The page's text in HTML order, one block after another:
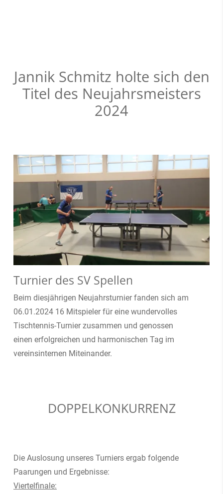
Jannik Schmitz holte sich den
Titel des Neujahrsmeisters
2024
Turnier des SV Spellen
Beim diesjährigen Neujahrsturnier fanden sich am
06.01.2024 16 Mitspieler für eine wundervolles
Tischtennis-Turnier zusammen und genossen
einen erfolgreichen und harmonischen Tag im
vereinsinternen Miteinander.
DOPPELKONKURRENZ
Die Auslosung unseres Turniers ergab folgende
Paarungen und Ergebnisse:
Viertelfinale: